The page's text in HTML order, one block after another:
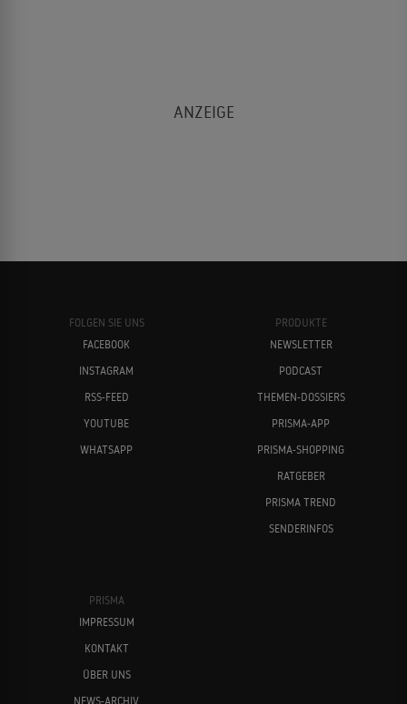
FOLGEN SIE UNS
FACEBOOK
INSTAGRAM
RSS-FEED
YOUTUBE
WHATSAPP
PRODUKTE
NEWSLETTER
PODCAST
THEMEN-DOSSIERS
PRISMA-APP
PRISMA-SHOPPING
RATGEBER
PRISMA TREND
SENDERINFOS
PRISMA
IMPRESSUM
KONTAKT
ÜBER UNS
NEWS-ARCHIV